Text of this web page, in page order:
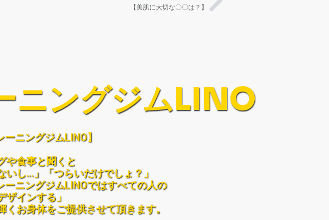
【美肌に大切な〇〇は？】
ニングジムLINO
ーニングジムLINO】
や食事と聞くと
いし…」「つらいだけでしょ？」
ニングジムLINOではすべての人の
ザインする」
お身体をご提供させて頂きます。